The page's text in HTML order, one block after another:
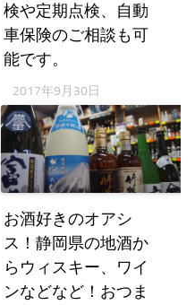
検や定期点検、自動
車保険のご相談も可
能です。
2017年9月30日
お酒好きのオアシ
ス！静岡県の地酒か
らウィスキー、ワイ
ンなどなど！おつま